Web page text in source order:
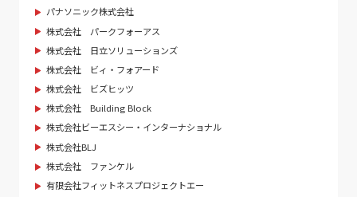
パナソニック株式会社
株式会社 パークフォーアス
株式会社 日立ソリューションズ
株式会社 ビィ・フォアード
株式会社 ビズヒッツ
株式会社 Building Block
株式会社ビーエスシー・インターナショナル
株式会社BLJ
株式会社 ファンケル
有限会社フィットネスプロジェクトエー